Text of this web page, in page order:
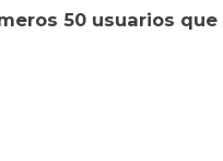
50 usuarios